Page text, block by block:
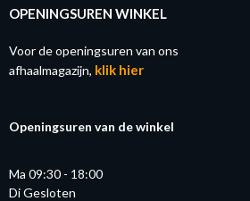
OPENINGSUREN WINKEL
Voor de openingsuren van ons
afhaalmagazijn, klik hier
Openingsuren van de winkel
Ma 09:30 - 18:00
Di Gesloten